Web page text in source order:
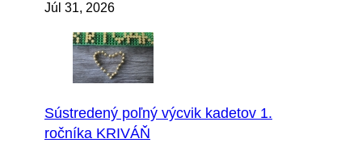
Júl 31, 2026
Sústredený poľný výcvik kadetov 1.
ročníka KRIVÁŇ